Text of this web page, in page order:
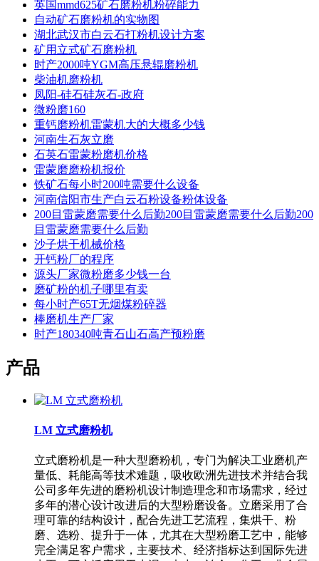
英国mmd625矿石磨粉机粉碎能力
自动矿石磨粉机的实物图
湖北武汉市白云石打粉机设计方案
矿用立式矿石磨粉机
时产2000吨YGM高压悬辊磨粉机
柴油机磨粉机
凤阳-硅石硅灰石-政府
微粉磨160
重钙磨粉机雷蒙机大的大概多少钱
河南生石灰立磨
石英石雷蒙粉磨机价格
雷蒙磨磨粉机报价
铁矿石每小时200吨需要什么设备
河南信阳市生产白云石粉设备粉体设备
200目雷蒙磨需要什么后勤200目雷蒙磨需要什么后勤200
目雷蒙磨需要什么后勤
沙子烘干机械价格
开钙粉厂的程序
源头厂家微粉磨多少钱一台
磨矿粉的机子哪里有卖
每小时产65T无烟煤粉碎器
棒磨机生产厂家
时产180340吨青石山石高产预粉磨
产品
LM 立式磨粉机
立式磨粉机是一种大型磨粉机，专门为解决工业磨机产
量低、耗能高等技术难题，吸收欧洲先进技术并结合我
公司多年先进的磨粉机设计制造理念和市场需求，经过
多年的潜心设计改进后的大型粉磨设备。立磨采用了合
理可靠的结构设计，配合先进工艺流程，集烘干、粉
磨、选粉、提升于一体，尤其在大型粉磨工艺中，能够
完全满足客户需求，主要技术、经济指标达到国际先进